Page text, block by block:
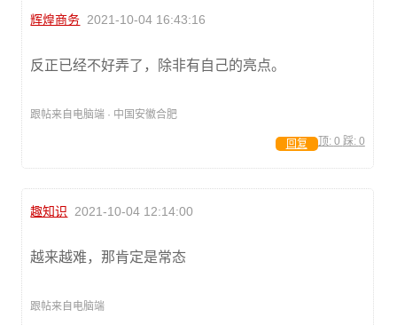
辉煌商务 2021-10-04 16:43:16
反正已经不好弄了，除非有自己的亮点。
跟帖来自电脑端 · 中国安徽合肥
顶: 0 踩: 0
回复
趣知识 2021-10-04 12:14:00
越来越难，那肯定是常态
跟帖来自电脑端